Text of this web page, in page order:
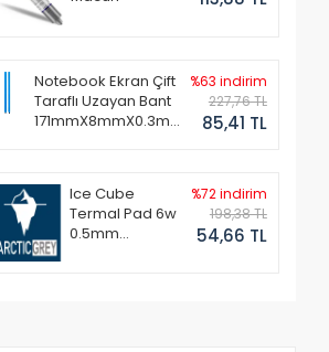
Notebook Ekran Çift
Taraflı Uzayan Bant
171mmX8mmX0.3mm
%63 indirim
227,76 TL
85,41 TL
Ice Cube
Termal Pad 6w
0.5mm
%72 indirim
198,38 TL
54,66 TL